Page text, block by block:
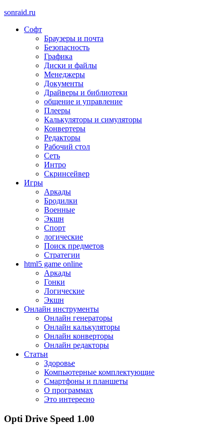
sonraid.ru
Скачивай программы, мини игры
Софт
Браузеры и почта
Безопасность
Графика
Диски и файлы
Менеджеры
Документы
Драйверы и библиотеки
общение и управление
Плееры
Калькуляторы и симуляторы
Конвертеры
Редакторы
Рабочий стол
Сеть
Интро
Скринсейвер
Игры
Аркады
Бродилки
Военные
Экшн
Спорт
логические
Поиск предметов
Стратегии
html5 game online
Аркады
Гонки
Логические
Экшн
Онлайн инструменты
Онлайн генераторы
Онлайн калькуляторы
Онлайн конверторы
Онлайн редакторы
Статьи
Здоровье
Компьютерные комплектующие
Смартфоны и планшеты
О программах
Это интересно
Opti Drive Speed 1.00